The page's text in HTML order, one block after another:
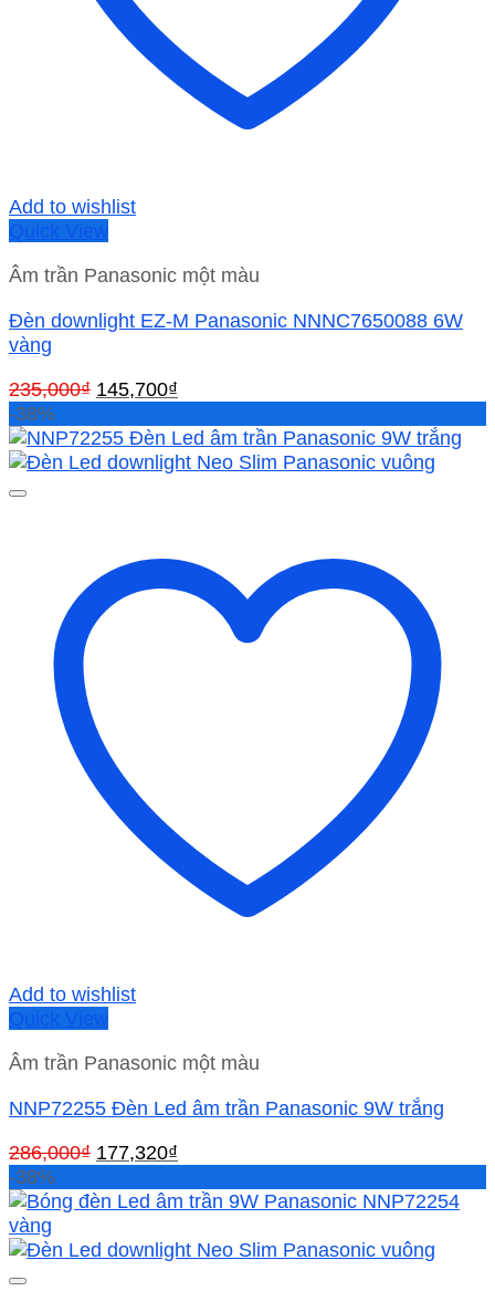
Add to wishlist
Quick View
Âm trần Panasonic một màu
Đèn downlight EZ-M Panasonic NNNC7650088 6W
vàng
235,000₫ Giá
là:
235,000₫.
145,700₫
tại
là:
-38%
Add to wishlist
Quick View
Âm trần Panasonic một màu
NNP72255 Đèn Led âm trần Panasonic 9W trắng
286,000₫ Giá
là:
177,320₫
tại
177,320₫.
-38%